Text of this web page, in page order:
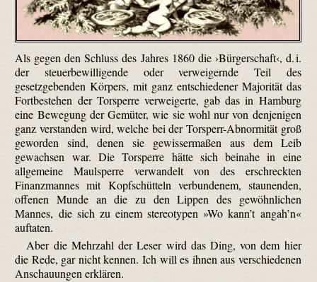
Als gegen den Schluss des Jahres 1860 die ›Bürgerschaft‹, d. i.
der steuerbewilligende oder verweigernde Teil des
gesetzgebenden Körpers, mit ganz entschiedener Majorität das
Fortbestehen der Torsperre verweigerte, gab das in Hamburg
eine Bewegung der Gemüter, wie sie wohl nur von denjenigen
ganz verstanden wird, welche bei der Torsperr-Abnormität groß
geworden sind, denen sie gewissermaßen aus dem Leib
gewachsen war. Die Torsperre hätte sich beinahe in eine
allgemeine Maulsperre verwandelt von des erschreckten
Finanzmannes mit Kopfschütteln verbundenem, staunenden,
offenen Munde an die zu den Lippen des gewöhnlichen
Mannes, die sich zu einem stereotypen »Wo kann’t angah’n«
auftaten.
Aber die Mehrzahl der Leser wird das Ding, von dem hier
die Rede, gar nicht kennen. Ich will es ihnen aus verschiedenen
Anschauungen erklären.